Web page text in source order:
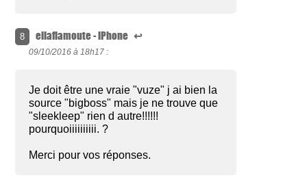
8 ellaflamoute - iPhone ↩
09/10/2016 à 18h17 :
Je doit être une vraie "vuze" j ai bien la
source "bigboss" mais je ne trouve que
"sleekleep" rien d autre!!!!!!
pourquoiiiiiiiiii. ?
Merci pour vos réponses.